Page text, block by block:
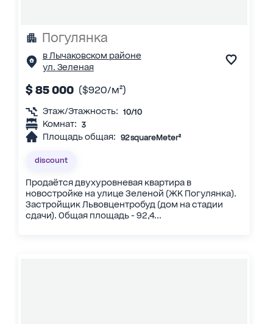
Погулянка
в Лычаковском районе
ул. Зеленая
$ 85 000 ($920/м²)
Этаж/Этажность: 10/10
Комнат: 3
Площадь общая: 92 squareMeter²
discount
Продаётся двухуровневая квартира в
новостройке на улице Зеленой (ЖК Погулянка).
Застройщик Львовцентробуд (дом на стадии
сдачи). Общая площадь - 92,4...